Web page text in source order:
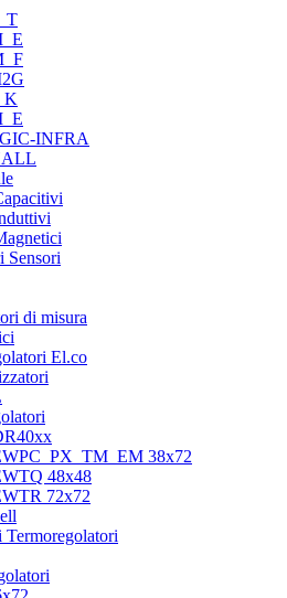
INFRA
Sensori
di misura
El.co
38x72
48x48
72x72